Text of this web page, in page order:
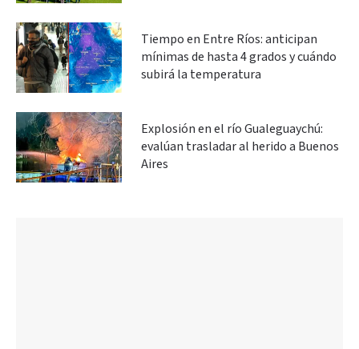
Tiempo en Entre Ríos: anticipan
mínimas de hasta 4 grados y cuándo
subirá la temperatura
Explosión en el río Gualeguaychú:
evalúan trasladar al herido a Buenos
Aires